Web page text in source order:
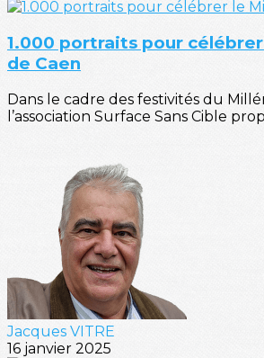
1.000 portraits pour
de Caen
Dans le cadre des festivités du
l’association Surface Sans Cible
Jacques VITRE
16 janvier 2025